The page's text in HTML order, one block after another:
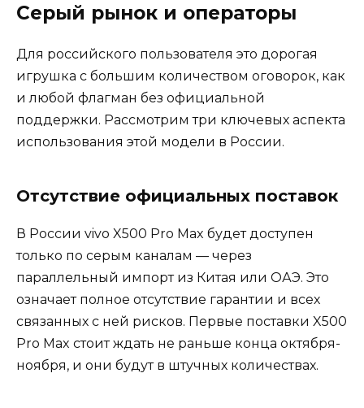
Серый рынок и операторы
Для российского пользователя это дорогая
игрушка с большим количеством оговорок, как
и любой флагман без официальной
поддержки. Рассмотрим три ключевых аспекта
использования этой модели в России.
Отсутствие официальных поставок
В России vivo X500 Pro Max будет доступен
только по серым каналам — через
параллельный импорт из Китая или ОАЭ. Это
означает полное отсутствие гарантии и всех
связанных с ней рисков. Первые поставки X500
Pro Max стоит ждать не раньше конца октября-
ноября, и они будут в штучных количествах.